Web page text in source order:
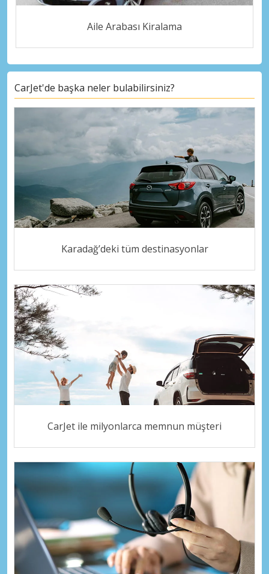
Aile Arabası Kiralama
CarJet'de başka neler bulabilirsiniz?
Karadağ’deki tüm destinasyonlar
CarJet ile milyonlarca memnun müşteri